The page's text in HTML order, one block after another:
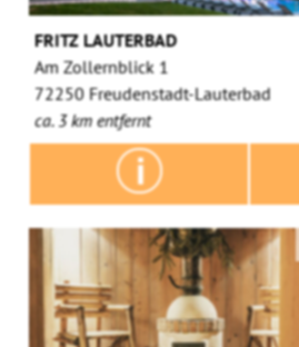
FRITZ LAUTERBAD
Am Zollernblick 1
72250 Freudenstadt-Lauterbad
ca. 3 km entfernt